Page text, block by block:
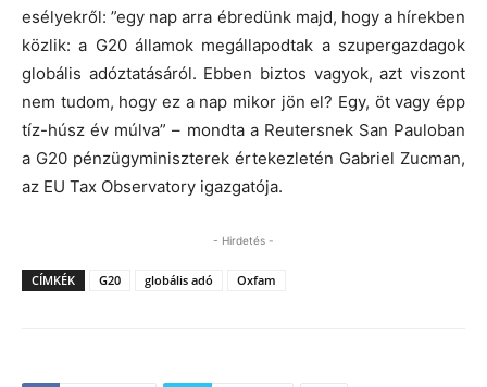
esélyekről: ”egy nap arra ébredünk majd, hogy a hírekben
közlik: a G20 államok megállapodtak a szupergazdagok
globális adóztatásáról. Ebben biztos vagyok, azt viszont
nem tudom, hogy ez a nap mikor jön el? Egy, öt vagy épp
tíz-húsz év múlva” – mondta a Reutersnek San Pauloban
a G20 pénzügyminiszterek értekezletén Gabriel Zucman,
az EU Tax Observatory igazgatója.
- Hirdetés -
CÍMKÉK G20 globális adó Oxfam